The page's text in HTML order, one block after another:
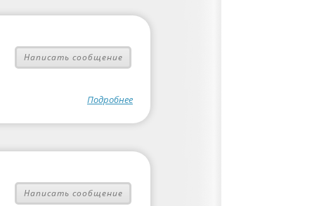
Написать сообщение
Подробнее
Написать сообщение